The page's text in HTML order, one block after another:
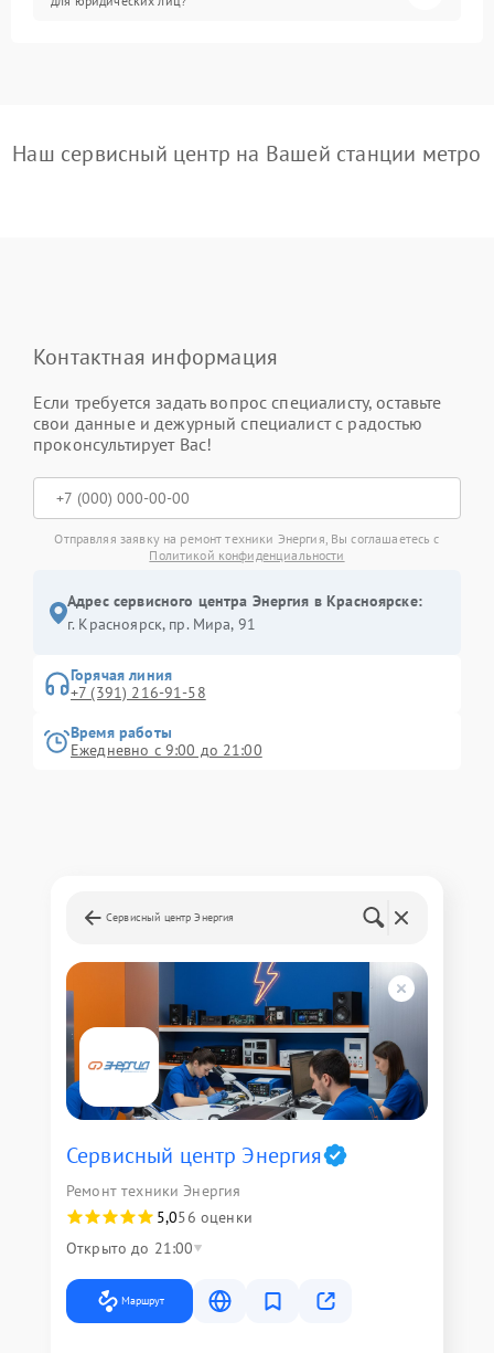
Наш сервисный центр на Вашей станции метро
Контактная информация
Если требуется задать вопрос специалисту, оставьте
свои данные и дежурный специалист с радостью
проконсультирует Вас!
Отправляя заявку на ремонт техники Энергия, Вы соглашаетесь с
Политикой конфиденциальности
Адрес сервисного центра Энергия в Красноярске:
г. Красноярск, ​пр. Мира, 91
Горячая линия
+7 (391) 216-91-58
Время работы
Ежедневно с 9:00 до 21:00
Сервисный центр Энергия
Сервисный центр Энергия
Ремонт техники Энергия
5,056 оценки
Открыто до 21:00
Маршрут